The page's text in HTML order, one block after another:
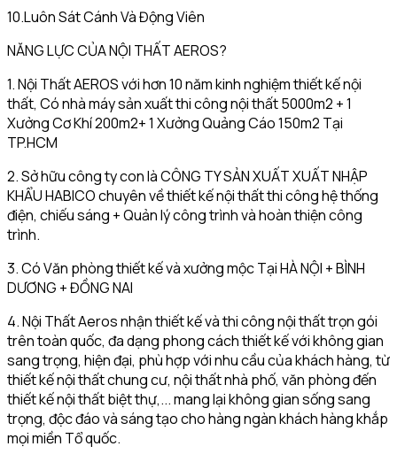
10.Luôn Sát Cánh Và Động Viên
NĂNG LỰC CỦA NỘI THẤT AEROS?
1. Nội Thất AEROS với hơn 10 năm kinh nghiệm thiết kế nội
thất, Có nhà máy sản xuất thi công nội thất 5000m2 + 1
Xưởng Cơ Khí 200m2+ 1 Xưởng Quảng Cáo 150m2 Tại
TP.HCM
2. Sở hữu công ty con là CÔNG TY SẢN XUẤT XUẤT NHẬP
KHẨU HABICO chuyên về thiết kế nội thất thi công hệ thống
điện, chiếu sáng + Quản lý công trình và hoàn thiện công
trình.
3. Có Văn phòng thiết kế và xưởng mộc Tại HÀ NỘI + BÌNH
DƯƠNG + ĐỒNG NAI
4. Nội Thất Aeros nhận thiết kế và thi công nội thất trọn gói
trên toàn quốc, đa dạng phong cách thiết kế với không gian
sang trọng, hiện đại, phù hợp với nhu cầu của khách hàng, từ
thiết kế nội thất chung cư, nội thất nhà phố, văn phòng đến
thiết kế nội thất biệt thự,... mang lại không gian sống sang
trọng, độc đáo và sáng tạo cho hàng ngàn khách hàng khắp
mọi miền Tổ quốc.